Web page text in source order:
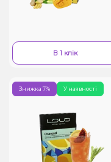
В 1 клік
У наявності
Знижка 7%